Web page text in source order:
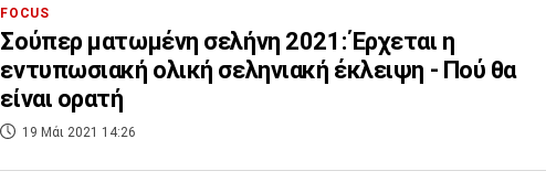
FOCUS
Σούπερ ματωμένη σελήνη 2021: Έρχεται η
εντυπωσιακή ολική σεληνιακή έκλειψη - Πού θα
είναι ορατή
19 Μάι 2021 14:26